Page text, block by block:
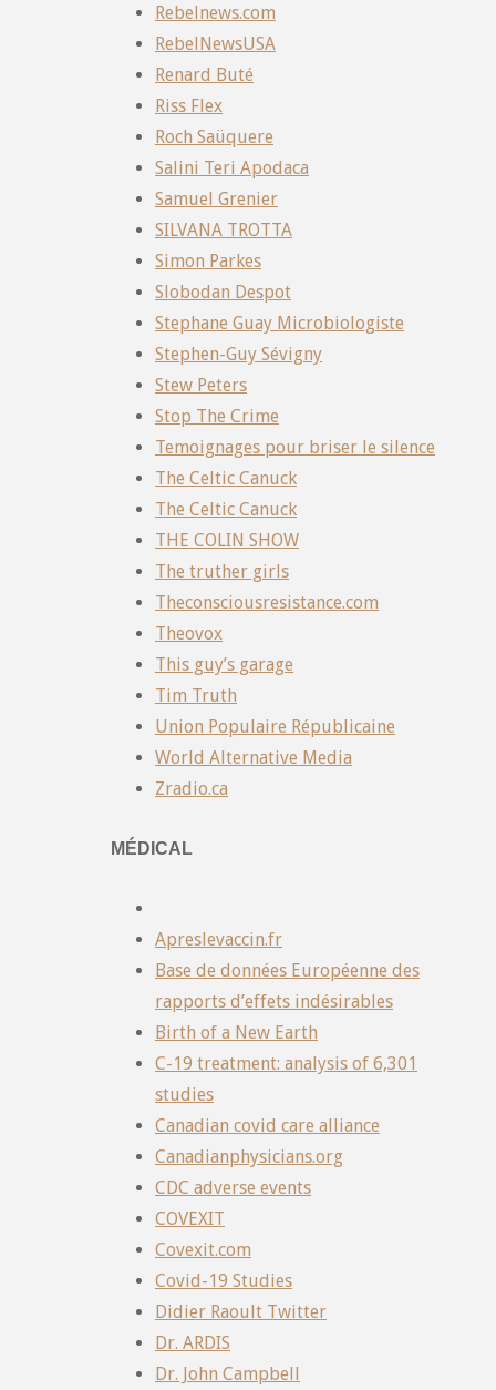
Rebelnews.com
RebelNewsUSA
Renard Buté
Riss Flex
Roch Saüquere
Salini Teri Apodaca
Samuel Grenier
SILVANA TROTTA
Simon Parkes
Slobodan Despot
Stephane Guay Microbiologiste
Stephen-Guy Sévigny
Stew Peters
Stop The Crime
Temoignages pour briser le silence
The Celtic Canuck
The Celtic Canuck
THE COLIN SHOW
The truther girls
Theconsciousresistance.com
Theovox
This guy’s garage
Tim Truth
Union Populaire Républicaine
World Alternative Media
Zradio.ca
MÉDICAL
Apreslevaccin.fr
Base de données Européenne des
rapports d’effets indésirables
Birth of a New Earth
C-19 treatment: analysis of 6,301
studies
Canadian covid care alliance
Canadianphysicians.org
CDC adverse events
COVEXIT
Covexit.com
Covid-19 Studies
Didier Raoult Twitter
Dr. ARDIS
Dr. John Campbell